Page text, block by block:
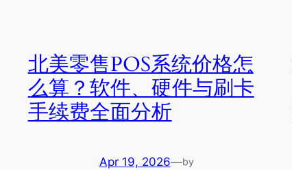
北美零售POS系统价格怎
么算？软件、硬件与刷卡
手续费全面分析
Apr 19, 2026—by